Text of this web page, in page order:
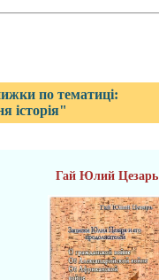
по тематиці:
історія"
Гай Юлий Цезарь